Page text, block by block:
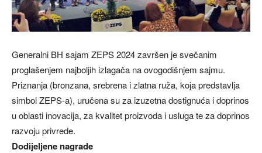
Generalni BH sajam ZEPS 2024 završen je svečanim
proglašenjem najboljih izlagača na ovogodišnjem sajmu.
Priznanja (bronzana, srebrena i zlatna ruža, koja predstavlja
simbol ZEPS-a), uručena su za izuzetna dostignuća i doprinos
u oblasti inovacija, za kvalitet proizvoda i usluga te za doprinos
razvoju privrede.
Dodijeljene nagrade